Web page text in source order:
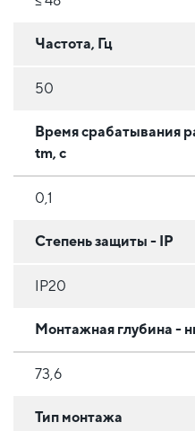
Частота, Гц
50
Время срабатывания
tm, с
0,1
Степень защиты - IP
IP20
Монтажная глубина -
73,6
Тип монтажа